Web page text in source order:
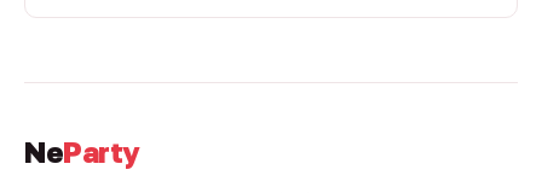
NeParty